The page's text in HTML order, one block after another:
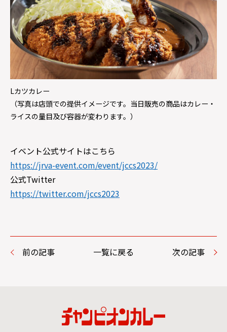
Lカツカレー
（写真は店頭での提供イメージです。当日販売の商品はカレー・
ライスの量目及び容器が変わります。）
イベント公式サイトはこちら
https://jrva-event.com/event/jccs2023/
公式Twitter
https://twitter.com/jccs2023
前の記事 一覧に戻る 次の記事